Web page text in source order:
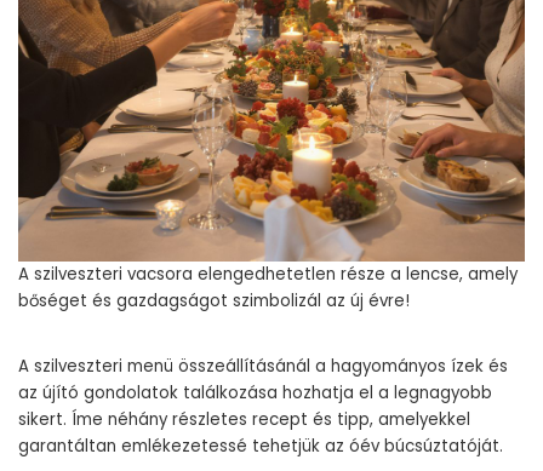
A szilveszteri vacsora elengedhetetlen része a lencse, amely
bőséget és gazdagságot szimbolizál az új évre!
A szilveszteri menü összeállításánál a hagyományos ízek és
az újító gondolatok találkozása hozhatja el a legnagyobb
sikert. Íme néhány részletes recept és tipp, amelyekkel
garantáltan emlékezetessé tehetjük az óév búcsúztatóját.